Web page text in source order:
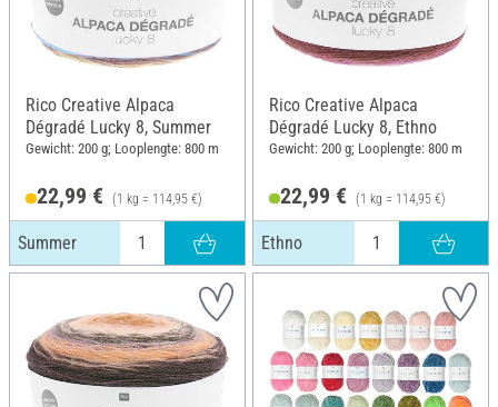
Rico Creative Alpaca
Dégradé Lucky 8, Summer
Gewicht: 200 g; Looplengte: 800 m
22,99 € (1 kg = 114,95 €)
Summer
Rico Creative Alpaca
Dégradé Lucky 8, Ethno
Gewicht: 200 g; Looplengte: 800 m
22,99 € (1 kg = 114,95 €)
Ethno